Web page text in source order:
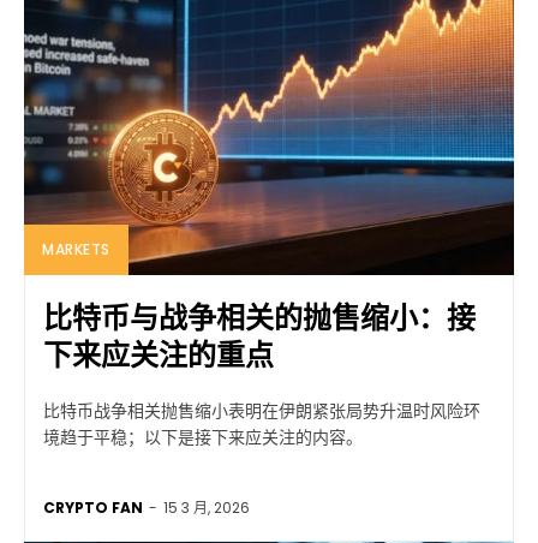
MARKETS
比特币与战争相关的抛售缩小：接
下来应关注的重点
比特币战争相关抛售缩小表明在伊朗紧张局势升温时风险环
境趋于平稳；以下是接下来应关注的内容。
CRYPTO FAN - 15 3 月, 2026